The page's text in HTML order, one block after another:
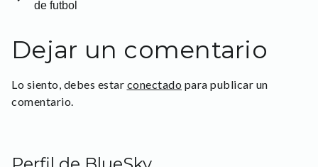
de futbol
Dejar un comentario
Lo siento, debes estar conectado para publicar un
comentario.